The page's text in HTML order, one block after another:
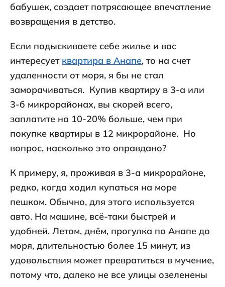
бабушек, создает потрясающее впечатление
возвращения в детство.
Если подыскиваете себе жилье и вас
интересует квартира в Анапе, то на счет
удаленности от моря, я бы не стал
заморачиваться. Купив квартиру в 3-а или
3-б микрорайонах, вы скорей всего,
заплатите на 10-20% больше, чем при
покупке квартиры в 12 микрорайоне. Но
вопрос, насколько это оправдано?
К примеру, я, проживая в 3-а микрорайоне,
редко, когда ходил купаться на море
пешком. Обычно, для этого используется
авто. На машине, всё-таки быстрей и
удобней. Летом, днём, прогулка по Анапе до
моря, длительностью более 15 минут, из
удовольствия может превратиться в мучение,
потому что, далеко не все улицы озеленены